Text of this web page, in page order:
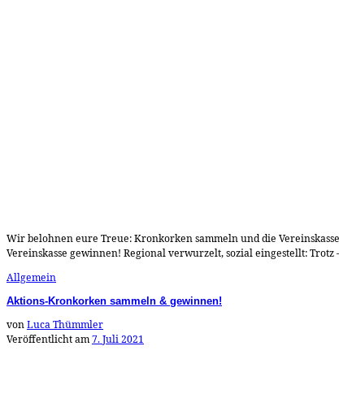
Wir belohnen eure Treue: Kronkorken sammeln und die
Vereinskasse gewinnen! Regional verwurzelt, sozial eingestellt:
Allgemein
Aktions-Kronkorken sammeln & gewinnen!
vonLuca Thümmler
Veröffentlicht am7. Juli 2021